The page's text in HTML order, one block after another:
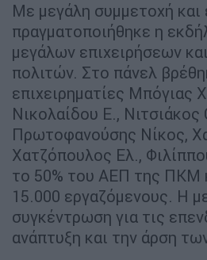
Με μεγάλη συμμετοχή και
πραγματοποιήθηκε η
μεγάλων επιχειρήσεων
πολιτών. Στο πάνελ
επιχειρηματίες Μπόγιας
Νικολαίδου Ε., Νιτσιάκος
Πρωτοφανούσης Νίκος,
Χατζόπουλος Ελ.,
το 50% του ΑΕΠ της ΠΚΜ
15.000 εργαζόμενους. Η
συγκέντρωση για τις
ανάπτυξη και την άρση